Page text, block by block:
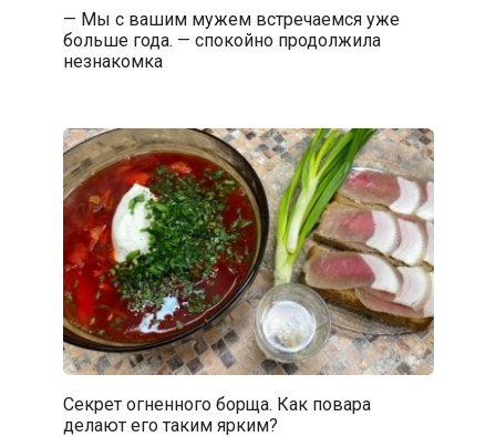
— Мы с вашим мужем встречаемся уже
больше года. — спокойно продолжила
незнакомка
Секрет огненного борща. Как повара
делают его таким ярким?